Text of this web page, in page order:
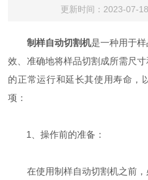
更新时间：2023-
制样自动切割机是一种用于
效、准确地将样品切割成所需尺
的正常运行和延长其使用寿命，
项：
1、操作前的准备：
在使用制样自动切割机之前，